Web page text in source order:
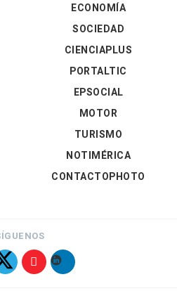
ECONOMÍA
SOCIEDAD
CIENCIAPLUS
PORTALTIC
EPSOCIAL
MOTOR
TURISMO
NOTIMÉRICA
CONTACTOPHOTO